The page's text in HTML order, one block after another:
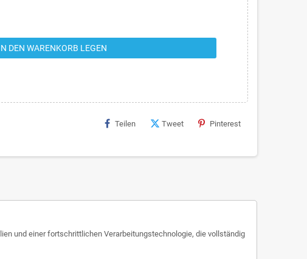
DEN WARENKORB LEGEN
Teilen Tweet Pinterest
und einer fortschrittlichen Verarbeitungstechnologie, die vollständig